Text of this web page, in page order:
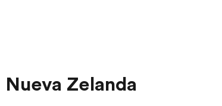
Zelanda